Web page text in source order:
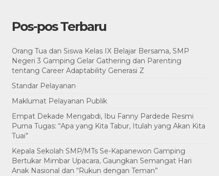
Pos-pos Terbaru
Orang Tua dan Siswa Kelas IX Belajar Bersama, SMP
Negeri 3 Gamping Gelar Gathering dan Parenting
tentang Career Adaptability Generasi Z
Standar Pelayanan
Maklumat Pelayanan Publik
Empat Dekade Mengabdi, Ibu Fanny Pardede Resmi
Purna Tugas: “Apa yang Kita Tabur, Itulah yang Akan Kita
Tuai”
Kepala Sekolah SMP/MTs Se-Kapanewon Gamping
Bertukar Mimbar Upacara, Gaungkan Semangat Hari
Anak Nasional dan “Rukun dengan Teman”